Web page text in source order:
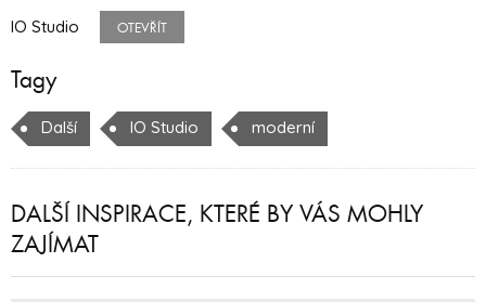
IO Studio OTEVŘÍT
Tagy
Další IO Studio moderní
DALŠÍ INSPIRACE, KTERÉ BY VÁS MOHLY
ZAJÍMAT